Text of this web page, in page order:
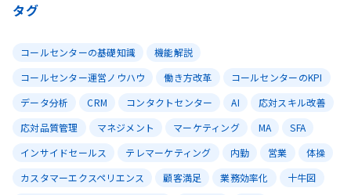
タグ
コールセンターの基礎知識
機能解説
コールセンター運営ノウハウ
働き方改革
コールセンターのKPI
データ分析
CRM コンタクトセンター AI
応対スキル改善
応対品質管理
マネジメント マーケティング MA
SFA
インサイドセールス
テレマーケティング 内勤 営業
体操
カスタマーエクスペリエンス
顧客満足 業務効率化
十牛図